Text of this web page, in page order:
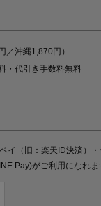
／沖縄1,870円）
・代引き手数料無料
イ（旧：楽天ID決済）・
Pay)がご利用になれま